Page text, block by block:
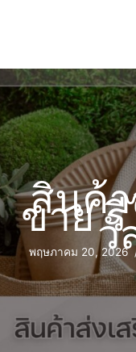
สินค้า
ขายวั
พฤษภาคม 20, 2026